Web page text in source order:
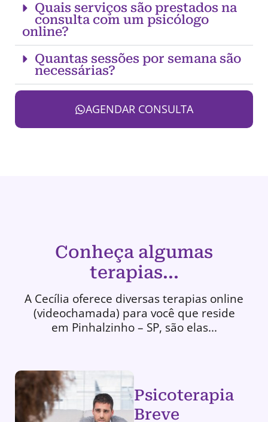
Quais serviços são prestados na
consulta com um psicólogo
online?
Quantas sessões por semana são
necessárias?
AGENDAR CONSULTA
Conheça algumas
terapias...
A Cecília oferece diversas terapias online
(videochamada) para você que reside
em Pinhalzinho – SP, são elas...
Psicoterapia
Breve